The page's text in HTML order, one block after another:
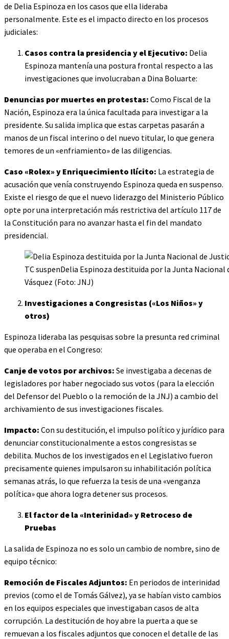
de Delia Espinoza en los casos que ella lideraba
personalmente. Este es el impacto directo en los procesos
judiciales:
Casos contra la presidencia y el Ejecutivo: Delia
Espinoza mantenía una postura frontal respecto a las
investigaciones que involucraban a Dina Boluarte:
Denuncias por muertes en protestas: Como Fiscal de la
Nación, Espinoza era la única facultada para investigar a la
presidente. Su salida implica que estas carpetas pasarán a
manos de un fiscal interino o del nuevo titular, lo que genera
temores de un «enfriamiento» de las diligencias.
Caso «Rolex» y Enriquecimiento Ilícito: La estrategia de
acusación que venía construyendo Espinoza queda en suspenso.
Existe el riesgo de que el nuevo liderazgo del Ministerio Público
opte por una interpretación más restrictiva del artículo 117 de
la Constitución para no avanzar hasta el fin del mandato
presidencial.
TC suspenDelia Espinoza destituida por la Junta
Vásquez (Foto: JNJ)
Investigaciones a Congresistas («Los Niños» y
otros)
Espinoza lideraba las pesquisas sobre la presunta red criminal
que operaba en el Congreso:
Canje de votos por archivos: Se investigaba a decenas de
legisladores por haber negociado sus votos (para la elección
del Defensor del Pueblo o la remoción de la JNJ) a cambio del
archivamiento de sus investigaciones fiscales.
Impacto: Con su destitución, el impulso político y jurídico para
denunciar constitucionalmente a estos congresistas se
debilita. Muchos de los investigados en el Legislativo fueron
precisamente quienes impulsaron su inhabilitación política
semanas atrás, lo que refuerza la tesis de una «venganza
política» que ahora logra detener sus procesos.
El factor de la «Interinidad» y Retroceso de
Pruebas
La salida de Espinoza no es solo un cambio de nombre, sino de
equipo técnico:
Remoción de Fiscales Adjuntos: En periodos de interinidad
previos (como el de Tomás Gálvez), ya se habían visto cambios
en los equipos especiales que investigaban casos de alta
corrupción. La destitución de hoy abre la puerta a que se
remuevan a los fiscales adjuntos que conocen el detalle de las